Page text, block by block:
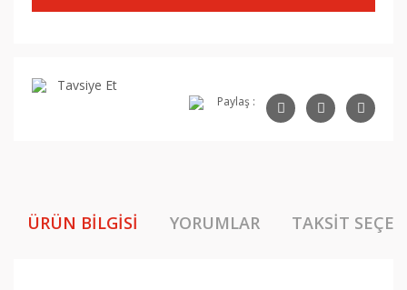
Tavsiye Et
Paylaş :
ÜRÜN BILGISI YORUMLAR TAKSIT